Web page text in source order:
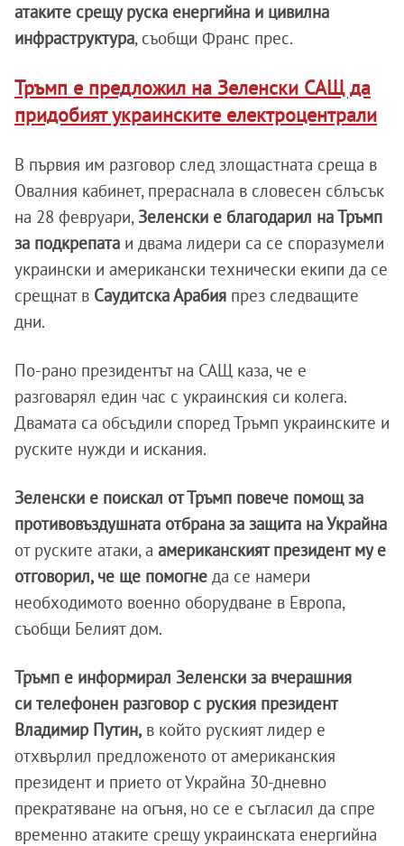
атаките срещу руска енергийна и цивилна
инфраструктура, съобщи Франс прес.
Тръмп е предложил на Зеленски САЩ да
придобият украинските електроцентрали
В първия им разговор след злощастната среща в
Овалния кабинет, прераснала в словесен сблъсък
на 28 февруари, Зеленски е благодарил на Тръмп
за подкрепата и двама лидери са се споразумели
украински и американски технически екипи да се
срещнат в Саудитска Арабия през следващите
дни.
По-рано президентът на САЩ каза, че е
разговарял един час с украинския си колега.
Двамата са обсъдили според Тръмп украинските и
руските нужди и искания.
Зеленски е поискал от Тръмп повече помощ за
противовъздушната отбрана за защита на Украйна
от руските атаки, а американският президент му е
отговорил, че ще помогне да се намери
необходимото военно оборудване в Европа,
съобщи Белият дом.
Тръмп е информирал Зеленски за вчерашния
си телефонен разговор с руския президент
Владимир Путин, в който руският лидер е
отхвърлил предложеното от американския
президент и прието от Украйна 30-дневно
прекратяване на огъня, но се е съгласил да спре
временно атаките срещу украинската енергийна